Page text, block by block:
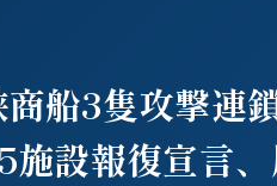
船3隻攻撃連
施設報復宣言